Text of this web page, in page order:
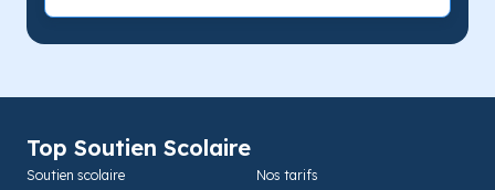
Top Soutien Scolaire
Soutien scolaire
Nos tarifs